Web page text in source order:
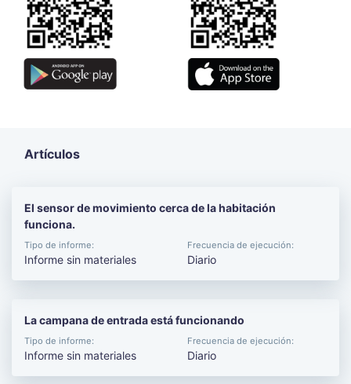
Artículos
El sensor de movimiento cerca de la habitación
funciona.
Tipo de informe:
Informe sin materiales
Frecuencia de ejecución:
Diario
La campana de entrada está funcionando
Tipo de informe:
Informe sin materiales
Frecuencia de ejecución:
Diario